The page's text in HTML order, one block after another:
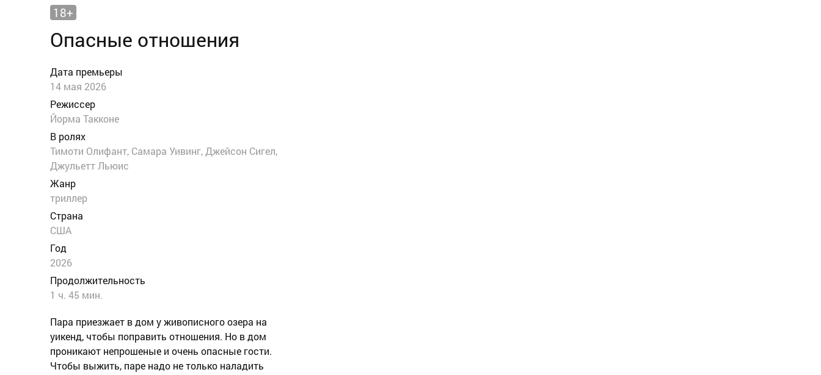
18+
Опасные отношения
Дата премьеры
14 мая 2026
Режиссер
Йорма Такконе
В ролях
Тимоти Олифант, Самара Уивинг, Джейсон Сигел,
Джульетт Льюис
Жанр
триллер
Страна
США
Год
2026
Продолжительность
1 ч. 45 мин.
Пара приезжает в дом у живописного озера на
уикенд, чтобы поправить отношения. Но в дом
проникают непрошеные и очень опасные гости.
Чтобы выжить, паре надо не только наладить